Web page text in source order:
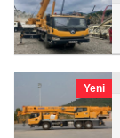
Yeni